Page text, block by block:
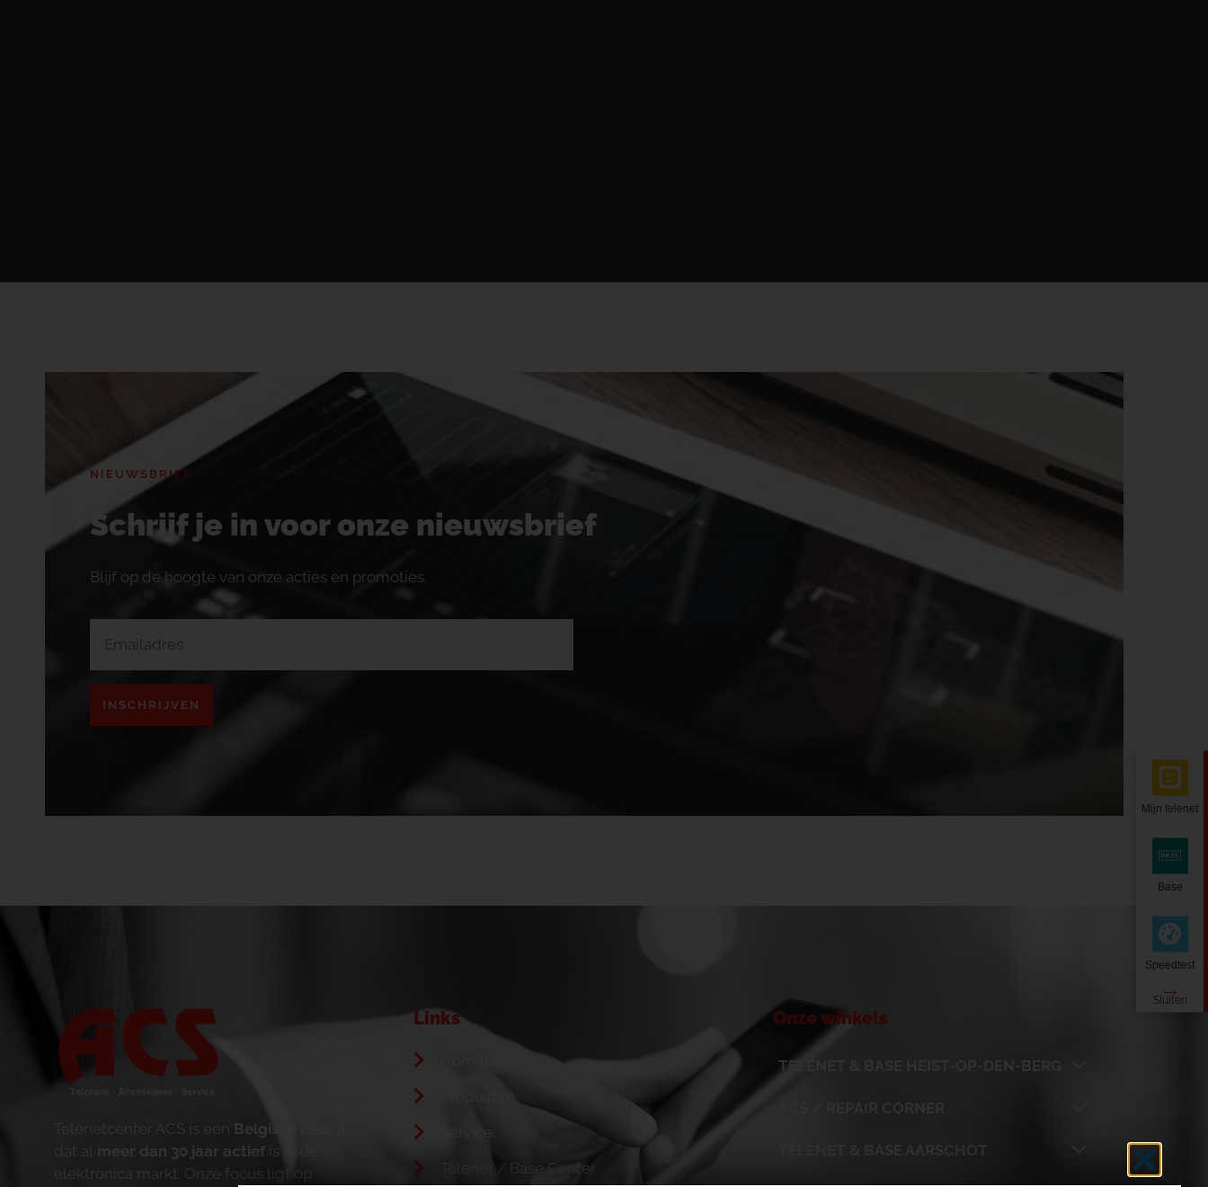
NIEUWSBRIEF
Schrijf je in voor onze nieuwsbrief
Blijf op de hoogte van onze acties en promoties.
INSCHRIJVEN
Telenetcenter ACS is een Belgisch
dat al meer dan 30 jaar actief is in de
elektronica markt. Onze focus ligt op
Links
Telenet / Base Center
Onze winkels
TELENET & BASE HEIST-OP-DEN-BERG
Mijn telenet
Base
Speedtest